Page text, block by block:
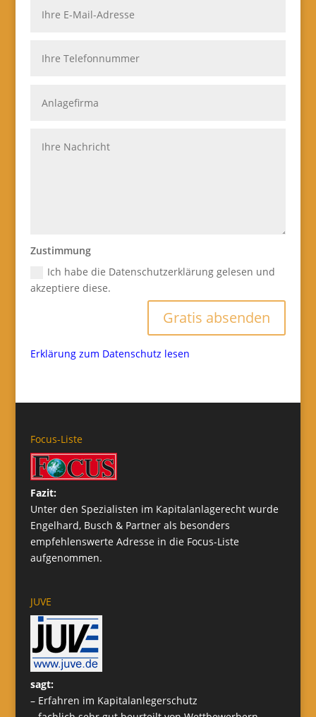
Zustimmung
Ich habe die Datenschutzerklärung gelesen und
akzeptiere diese.
Gratis absenden
Erklärung zum Datenschutz lesen
Focus-Liste
Fazit:
Unter den Spezialisten im Kapitalanlagerecht wurde
Engelhard, Busch & Partner als besonders
empfehlenswerte Adresse in die Focus-Liste
aufgenommen.
JUVE
sagt:
– Erfahren im Kapitalanlegerschutz